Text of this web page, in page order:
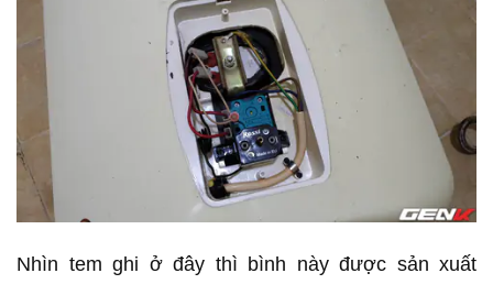
Nhìn tem ghi ở đây thì bình này được sản xuất